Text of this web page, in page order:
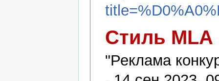
Стиль MLA
"Реклама